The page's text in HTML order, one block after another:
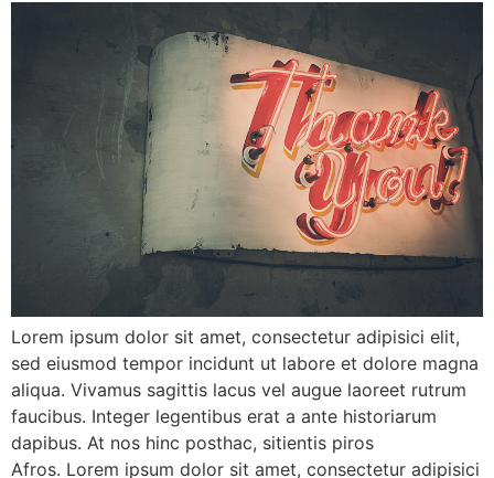
Lorem ipsum dolor sit amet, consectetur adipisici elit,
sed eiusmod tempor incidunt ut labore et dolore magna
aliqua. Vivamus sagittis lacus vel augue laoreet rutrum
faucibus. Integer legentibus erat a ante historiarum
dapibus. At nos hinc posthac, sitientis piros
Afros. Lorem ipsum dolor sit amet, consectetur adipisici